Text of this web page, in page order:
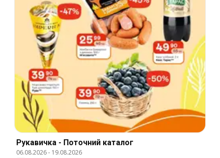
Рукавичка - Поточний каталог
06.08.2026- 19.08.2026